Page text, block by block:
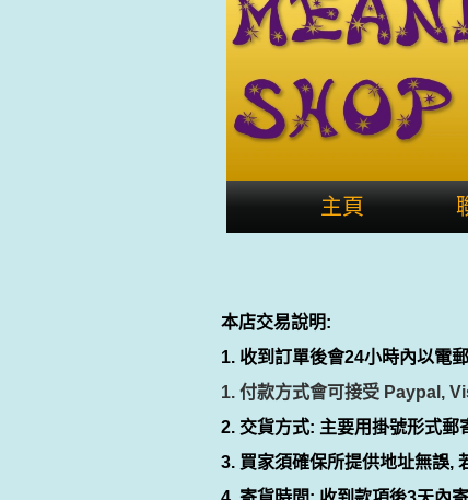
主頁
本店交易說明:
1. 收到訂單後會24小時內以電
1. 付款方式會可接受 Paypal,
2. 交貨方式: 主要用掛號形式郵
3. 買家須確保所提供地址無誤,